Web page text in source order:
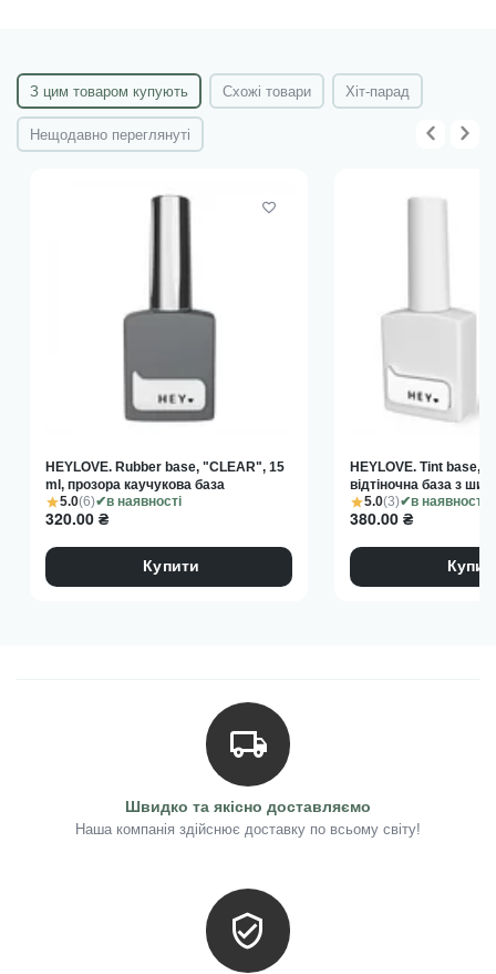
Прим.: усі документи знаходяться у прикріплених файлах!
З цим товаром купують Схожі товари Хіт-парад
Нещодавно переглянуті
5.0(6) в наявності
HEYLOVE. Rubber base, "CLEAR", 15
ml, прозора каучукова база
320.00 ₴
Купити
5.0(3) в наявності
HEYLOVE. Tint base,
відтіночна база з
380.00 ₴
Швидко та якісно доставляємо
Наша компанія здійснює доставку по всьому світу!